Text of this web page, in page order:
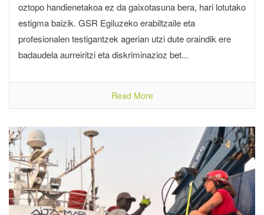
oztopo handienetakoa ez da gaixotasuna bera, hari lotutako
estigma baizik. GSR Egiluzeko erabiltzaile eta
profesionalen testigantzek agerian utzi dute oraindik ere
badaudela aurreiritzi eta diskriminazioz bet...
Read More